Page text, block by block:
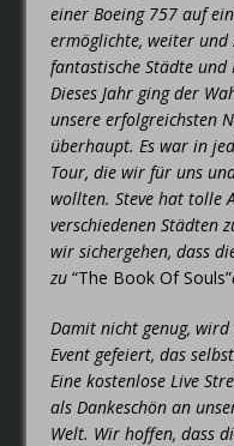
einer Boeing 757 auf
ermöglichte, weiter und
fantastische Städte und
Dieses Jahr ging der
unsere erfolgreichsten
überhaupt. Es war in
Tour, die wir für uns
wollten. Steve hat tolle
verschiedenen Städten
wir sichergehen, dass
zu“The Book Of Souls”
Damit nicht genug,
Event gefeiert, das
Eine kostenlose Live
als Dankeschön an
Welt. Wir hoffen, dass